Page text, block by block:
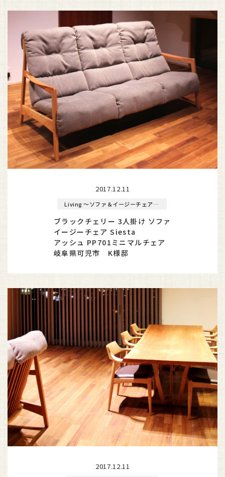
2017.12.11
Living ～ソファ＆イージーチェア～
ブラックチェリー 3人掛け ソファ
イージーチェア Siesta
アッシュ PP701ミニマルチェア
岐阜県可児市 K様邸
2017.12.11